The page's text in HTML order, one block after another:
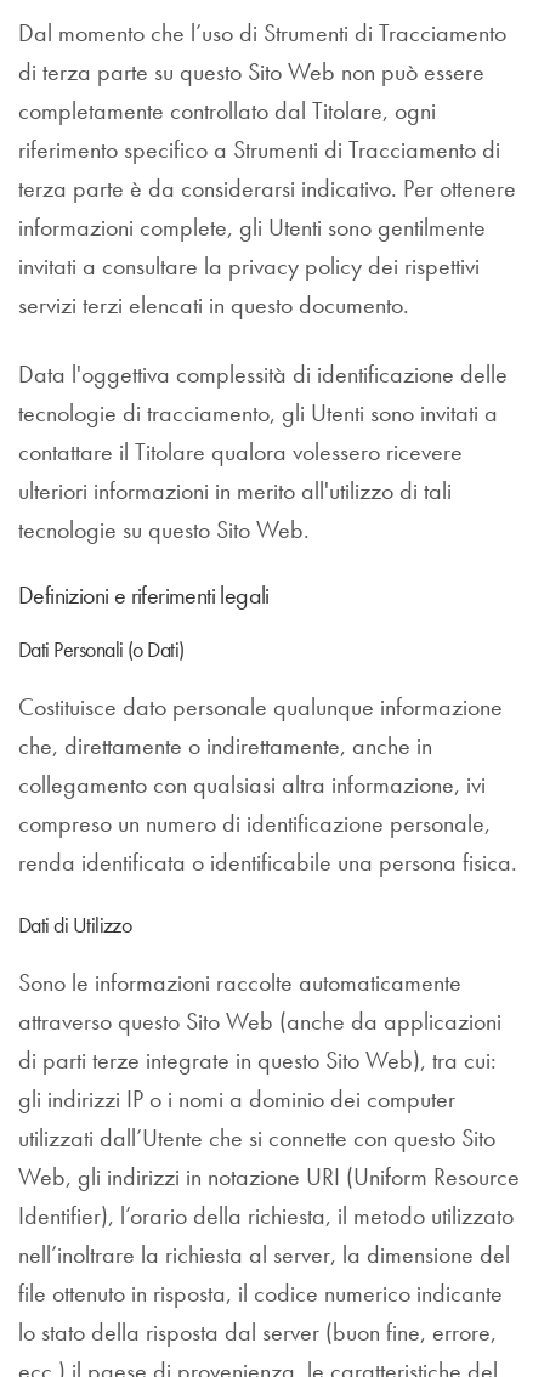
Dal momento che l’uso di Strumenti di Tracciamento
di terza parte su questo Sito Web non può essere
completamente controllato dal Titolare, ogni
riferimento specifico a Strumenti di Tracciamento di
terza parte è da considerarsi indicativo. Per ottenere
informazioni complete, gli Utenti sono gentilmente
invitati a consultare la privacy policy dei rispettivi
servizi terzi elencati in questo documento.
Data l'oggettiva complessità di identificazione delle
tecnologie di tracciamento, gli Utenti sono invitati a
contattare il Titolare qualora volessero ricevere
ulteriori informazioni in merito all'utilizzo di tali
tecnologie su questo Sito Web.
Definizioni e riferimenti legali
Dati Personali (o Dati)
Costituisce dato personale qualunque informazione
che, direttamente o indirettamente, anche in
collegamento con qualsiasi altra informazione, ivi
compreso un numero di identificazione personale,
renda identificata o identificabile una persona fisica.
Dati di Utilizzo
Sono le informazioni raccolte automaticamente
attraverso questo Sito Web (anche da applicazioni
di parti terze integrate in questo Sito Web), tra cui:
gli indirizzi IP o i nomi a dominio dei computer
utilizzati dall’Utente che si connette con questo Sito
Web, gli indirizzi in notazione URI (Uniform Resource
Identifier), l’orario della richiesta, il metodo utilizzato
nell’inoltrare la richiesta al server, la dimensione del
file ottenuto in risposta, il codice numerico indicante
lo stato della risposta dal server (buon fine, errore,